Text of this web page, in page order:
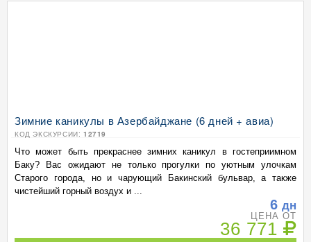
Зимние каникулы в Азербайджане (6 дней + авиа)
КОД ЭКСКУРСИИ: 12719
Что может быть прекраснее зимних каникул в гостеприимном
Баку? Вас ожидают не только прогулки по уютным улочкам
Старого города, но и чарующий Бакинский бульвар, а также
чистейший горный воздух и ...
6 дн
ЦЕНА ОТ
36 771